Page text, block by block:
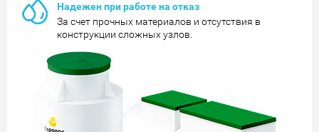
Надежен при работе на отказ
За счет прочных материалов и отсутствия в
конструкции сложных узлов.